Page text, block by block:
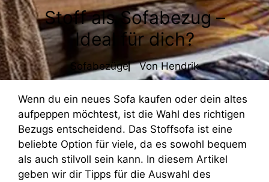
Stoff als Sofabezug –
Ideal für dich?
Sofabezüge VonHendrik
Wenn du ein neues Sofa kaufen oder dein altes
aufpeppen möchtest, ist die Wahl des richtigen
Bezugs entscheidend. Das Stoffsofa ist eine
beliebte Option für viele, da es sowohl bequem
als auch stilvoll sein kann. In diesem Artikel
geben wir dir Tipps für die Auswahl des